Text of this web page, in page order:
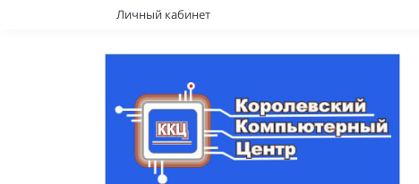
Личный кабинет